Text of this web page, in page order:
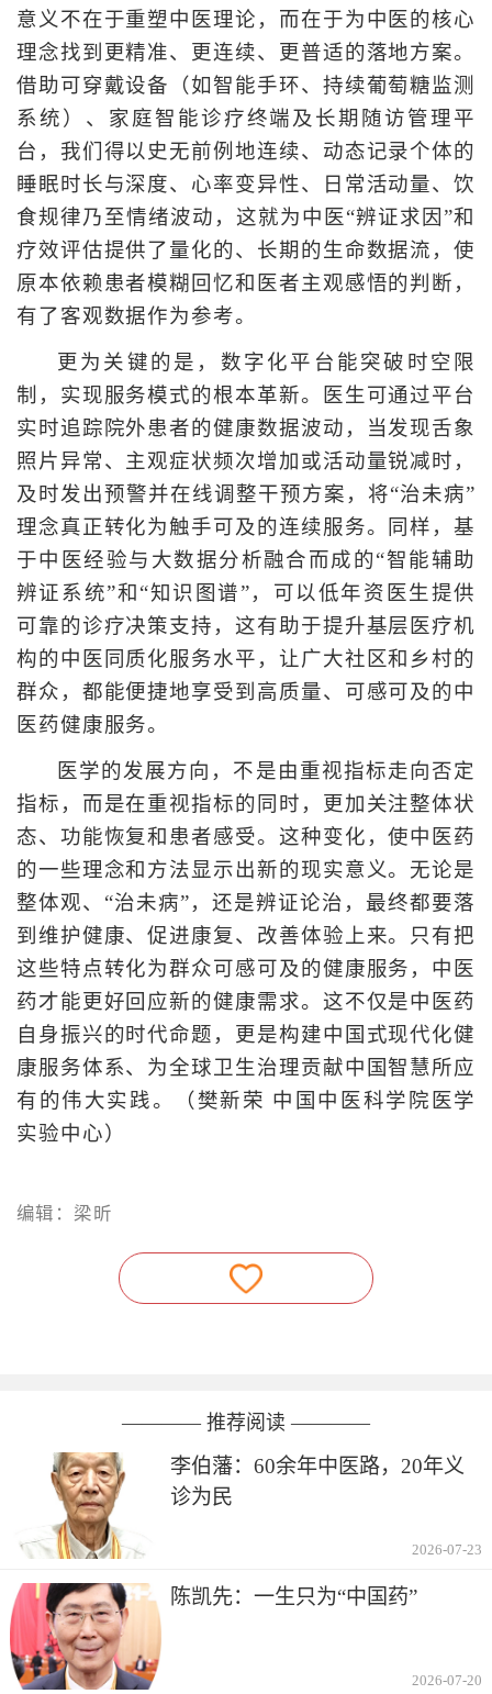
意义不在于重塑中医理论，而在于为中医的核心
理念找到更精准、更连续、更普适的落地方案。
借助可穿戴设备（如智能手环、持续葡萄糖监测
系统）、家庭智能诊疗终端及长期随访管理平
台，我们得以史无前例地连续、动态记录个体的
睡眠时长与深度、心率变异性、日常活动量、饮
食规律乃至情绪波动，这就为中医“辨证求因”和
疗效评估提供了量化的、长期的生命数据流，使
原本依赖患者模糊回忆和医者主观感悟的判断，
有了客观数据作为参考。
更为关键的是，数字化平台能突破时空限
制，实现服务模式的根本革新。医生可通过平台
实时追踪院外患者的健康数据波动，当发现舌象
照片异常、主观症状频次增加或活动量锐减时，
及时发出预警并在线调整干预方案，将“治未病”
理念真正转化为触手可及的连续服务。同样，基
于中医经验与大数据分析融合而成的“智能辅助
辨证系统”和“知识图谱”，可以低年资医生提供
可靠的诊疗决策支持，这有助于提升基层医疗机
构的中医同质化服务水平，让广大社区和乡村的
群众，都能便捷地享受到高质量、可感可及的中
医药健康服务。
医学的发展方向，不是由重视指标走向否定
指标，而是在重视指标的同时，更加关注整体状
态、功能恢复和患者感受。这种变化，使中医药
的一些理念和方法显示出新的现实意义。无论是
整体观、“治未病”，还是辨证论治，最终都要落
到维护健康、促进康复、改善体验上来。只有把
这些特点转化为群众可感可及的健康服务，中医
药才能更好回应新的健康需求。这不仅是中医药
自身振兴的时代命题，更是构建中国式现代化健
康服务体系、为全球卫生治理贡献中国智慧所应
有的伟大实践。（樊新荣 中国中医科学院医学
实验中心）
编辑：梁昕
———— 推荐阅读 ————
李伯藩：60余年中医路，20年义
诊为民
2026-07-23
陈凯先：一生只为“中国药”
2026-07-20